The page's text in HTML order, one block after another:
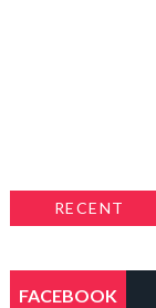
RECENT
FACEBOOK